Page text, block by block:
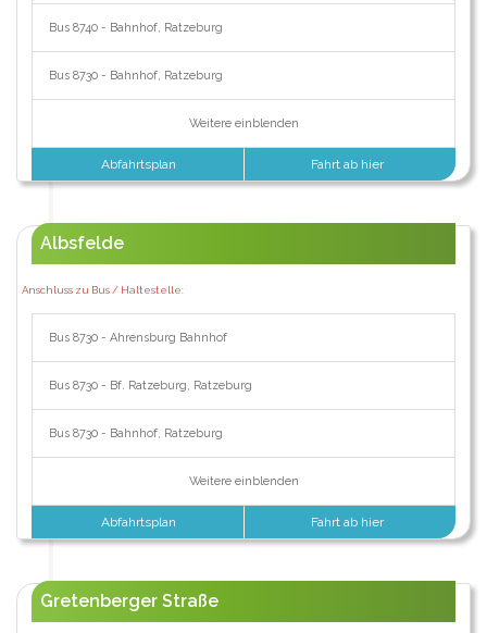
Bus 8740 - Bahnhof, Ratzeburg
Bus 8730 - Bahnhof, Ratzeburg
Weitere einblenden
Abfahrtsplan Fahrt ab hier
Albsfelde
Anschluss zu Bus / Haltestelle:
Bus 8730 - Ahrensburg Bahnhof
Bus 8730 - Bf. Ratzeburg, Ratzeburg
Bus 8730 - Bahnhof, Ratzeburg
Weitere einblenden
Abfahrtsplan Fahrt ab hier
Gretenberger Straße